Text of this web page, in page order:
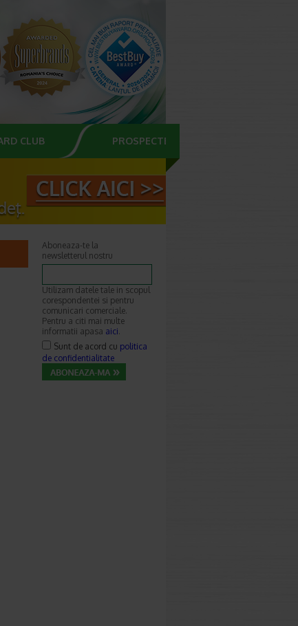
CLUB PROSPECTE
Aboneaza-te la
newsletterul nostru
Utilizam datele tale in scopul
corespondentei si pentru
comunicari comerciale.
Pentru a citi mai multe
informatii apasa aici.
Sunt de acord cu politica
de confidentialitate